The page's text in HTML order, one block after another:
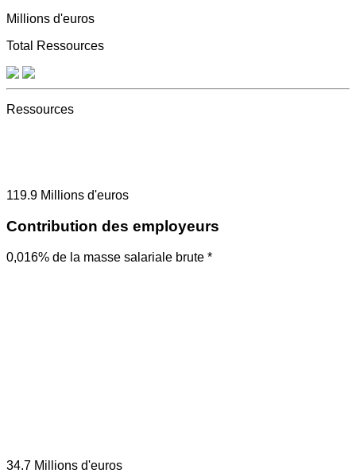
Millions d'euros
Total Ressources
Ressources
119.9 Millions d'euros
Contribution des employeurs
0,016% de la masse salariale brute *
34.7 Millions d'euros